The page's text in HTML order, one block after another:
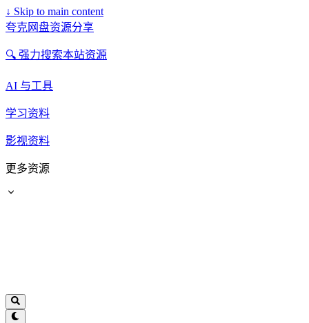
↓ Skip to main content
夸克网盘资源分享
🔍 强力搜索本站资源
AI 与工具
学习资料
影视资料
更多资源